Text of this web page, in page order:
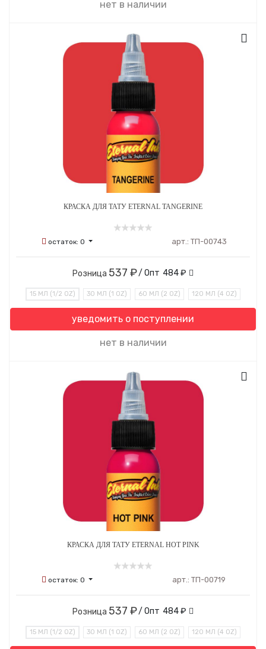
нет в наличии
КРАСКА ДЛЯ ТАТУ ETERNAL TANGERINE
остаток: 0 арт.: ТП-00743
Розница 537 ₽/ Опт 484 ₽
15 МЛ (1/2 OZ) 30 МЛ (1 OZ) 60 МЛ (2 OZ) 120 МЛ (4 OZ)
уведомить о поступлении
нет в наличии
КРАСКА ДЛЯ ТАТУ ETERNAL HOT PINK
остаток: 0 арт.: ТП-00719
Розница 537 ₽/ Опт 484 ₽
15 МЛ (1/2 OZ) 30 МЛ (1 OZ) 60 МЛ (2 OZ) 120 МЛ (4 OZ)